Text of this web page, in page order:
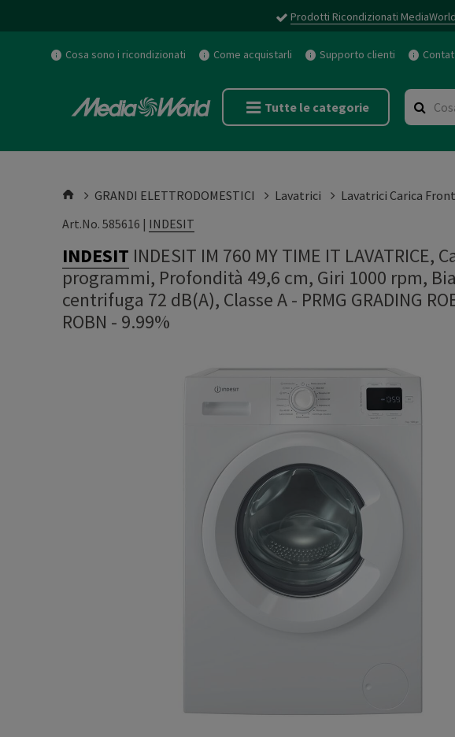
Prodotti Ricondizionati
Cosa sono i ricondizionati Come acquistarli Supporto clienti
Tutte le categorie
GRANDI ELETTRODOMESTICI Lavatrici
Lavatrici Carica
Art.No. 585616 | INDESIT
INDESIT INDESIT IM 760 MY TIME IT
programmi, Profondità 49,6 cm, Giri 1000 rpm,
centrifuga 72 dB(A), Classe A - PRMG GRADING
ROBN - 9.99%